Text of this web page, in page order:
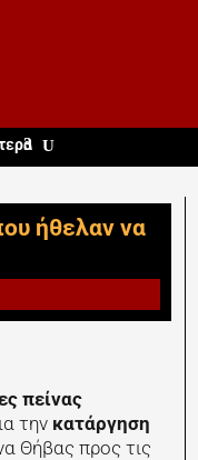
ήθελαν να
πείνας
την κατάργηση
Θήβας προς τις